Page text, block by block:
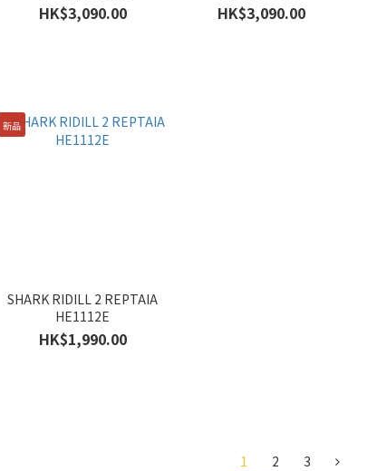
HK$3,090.00 HK$3,090.00
新品
SHARK RIDILL 2 REPTAIA
HE1112E
HK$1,990.00
1 2 3